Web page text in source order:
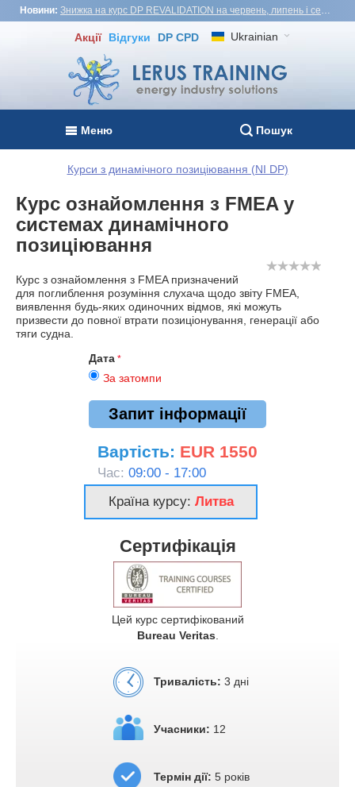
Новини: Знижка на курс DP REVALIDATION на червень, липень і серпень - USD1,000! Вʼєтнам, Туреччина, Малайзія
Акції Відгуки DP CPD Ukrainian
Меню Пошук
Курси з динамічного позиціювання (NI DP)
Курс ознайомлення з FMEA у
системах динамічного
позиціювання
Курс з ознайомлення з FMEA призначений
для поглиблення розуміння слухача щодо звіту FMEA,
виявлення будь-яких одиночних відмов, які можуть
призвести до повної втрати позиціонування, генерації або
тяги судна.
Дата
За затомпи
Запит інформації
Вартість: EUR 1550
Час: 09:00 - 17:00
Країна курсу: Литва
Сертифікація
Цей курс сертифікований
Bureau Veritas
Тривалість: 3 дні
Учасники: 12
Термін дії: 5 років